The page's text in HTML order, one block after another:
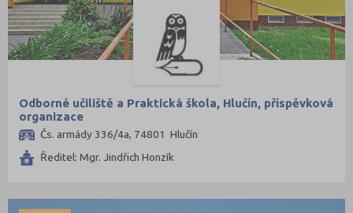
Odborné učiliště a Praktická škola, Hlučín, příspěvková
organizace
Čs. armády 336/4a, 74801 Hlučín
Ředitel: Mgr. Jindřich Honzík